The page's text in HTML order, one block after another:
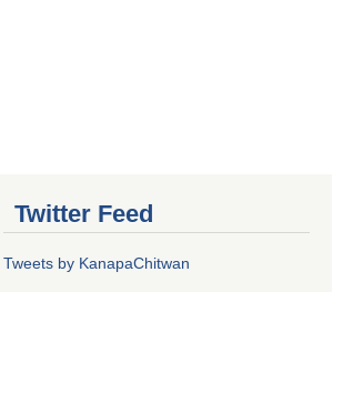
Twitter Feed
Tweets by KanapaChitwan